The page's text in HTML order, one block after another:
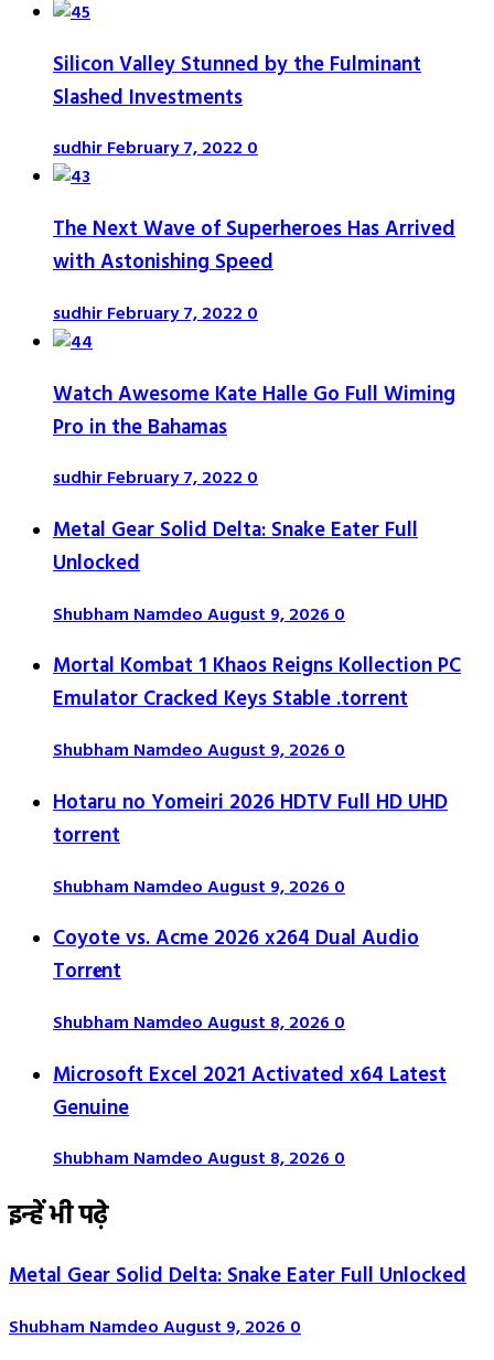
Silicon Valley Stunned by the Fulminant
Slashed Investments
sudhirFebruary 7, 20220
The Next Wave of Superheroes Has Arrived
with Astonishing Speed
sudhirFebruary 7, 20220
Watch Awesome Kate Halle Go Full Wiming
Pro in the Bahamas
sudhirFebruary 7, 20220
Metal Gear Solid Delta: Snake Eater Full
Unlocked
Shubham NamdeoAugust 9, 20260
Mortal Kombat 1 Khaos Reigns Kollection PC
Emulator Cracked Keys Stable .torrent
Shubham NamdeoAugust 9, 20260
Hotaru no Yomeiri 2026 HDTV Full HD UHD
torrent
Shubham NamdeoAugust 9, 20260
Coyote vs. Acme 2026 x264 Dual Audio
Torr𝐞nt
Shubham NamdeoAugust 8, 20260
Microsoft Excel 2021 Activated x64 Latest
Genuine
Shubham NamdeoAugust 8, 20260
इन्हें भी पढ़े
Metal Gear Solid Delta: Snake Eater Full Unlocked
Shubham NamdeoAugust 9, 20260